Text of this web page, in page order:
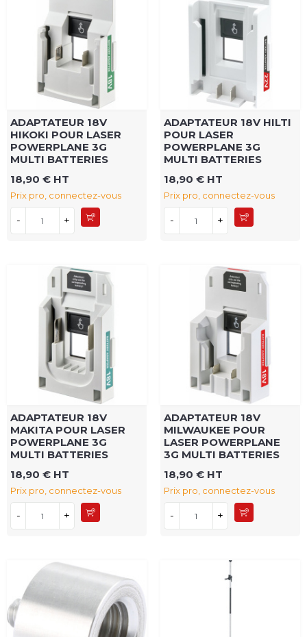
ADAPTATEUR 18V
HIKOKI POUR LASER
POWERPLANE 3G
MULTI BATTERIES
18,90 € HT
Prix pro, connectez-vous
- +
ADAPTATEUR 18V HILTI
POUR LASER
POWERPLANE 3G
MULTI BATTERIES
18,90 € HT
Prix pro, connectez-vous
- +
ADAPTATEUR 18V
MAKITA POUR LASER
POWERPLANE 3G
MULTI BATTERIES
18,90 € HT
Prix pro, connectez-vous
- +
ADAPTATEUR 18V
MILWAUKEE POUR
LASER POWERPLANE
3G MULTI BATTERIES
18,90 € HT
Prix pro, connectez-vous
- +